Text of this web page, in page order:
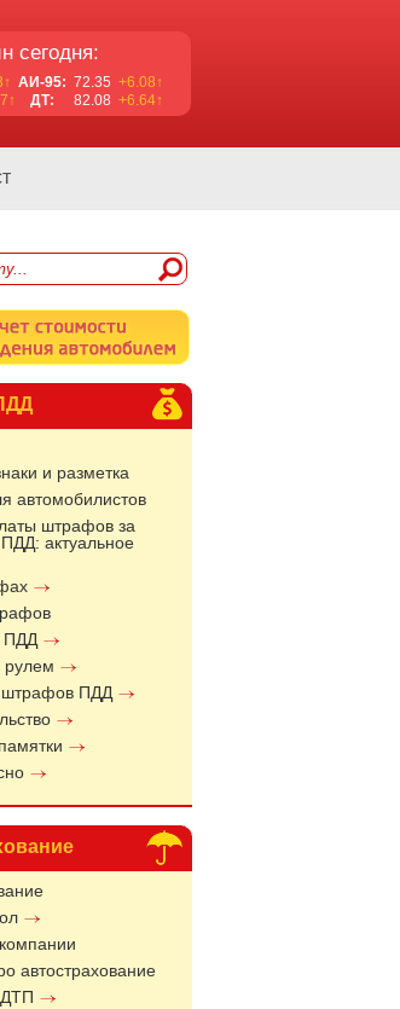
сегодня:
АИ-95: 72.35 +6.08↑
ДТ: 82.08 +6.64↑
и разметка
автомобилистов
штрафов за
актуальное
ПДД
рулем
штрафов ПДД
автострахование
ДТП